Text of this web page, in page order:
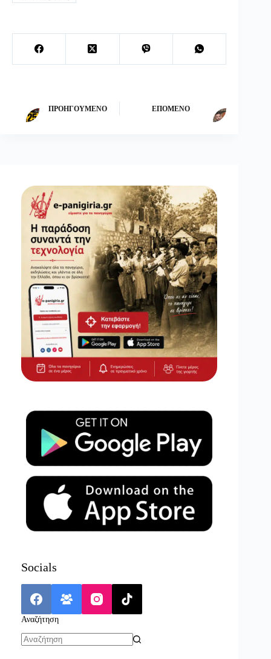
ΠΡΟΗΓΟΎΜΕΝΟ ΕΠΌΜΕΝΟ
Socials
Αναζήτηση